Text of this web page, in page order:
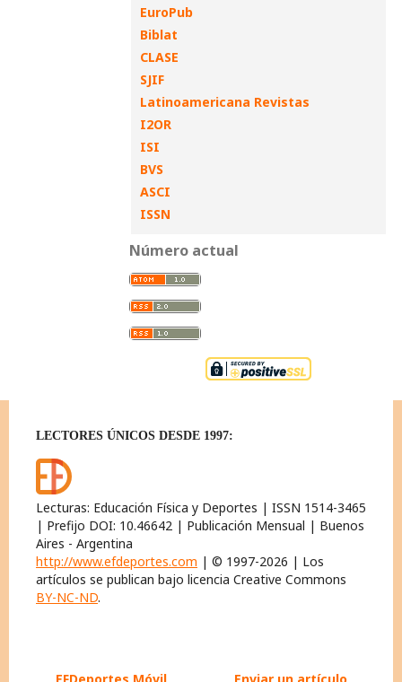
EuroPub
Biblat
CLASE
SJIF
Latinoamericana Revistas
I2OR
ISI
BVS
ASCI
ISSN
Número actual
LECTORES ÚNICOS DESDE 1997:
Lecturas: Educación Física y Deportes | ISSN 1514-3465
| Prefijo DOI: 10.46642 | Publicación Mensual | Buenos
Aires - Argentina
http://www.efdeportes.com | © 1997-2026 | Los
artículos se publican bajo licencia Creative Commons
BY-NC-ND.